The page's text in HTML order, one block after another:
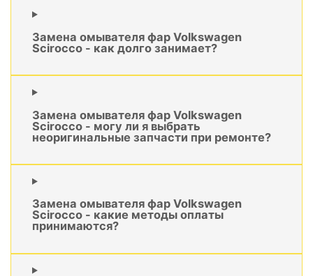
Замена омывателя фар Volkswagen
Scirocco - как долго занимает?
Замена омывателя фар Volkswagen
Scirocco - могу ли я выбрать
неоригинальные запчасти при ремонте?
Замена омывателя фар Volkswagen
Scirocco - какие методы оплаты
принимаются?